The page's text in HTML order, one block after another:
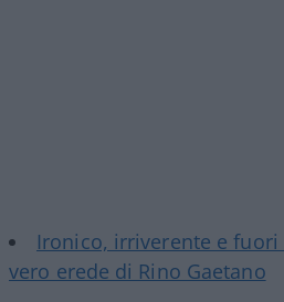
Ironico, irriverente e
vero erede di Rino Gaetano